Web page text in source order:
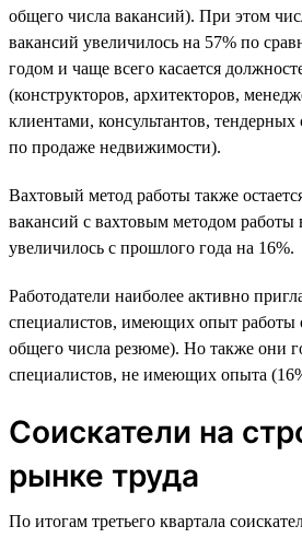
общего числа вакансий). При этом
вакансий увеличилось на 57% по
годом и чаще всего касается
(конструкторов, архитекторов,
клиентами, консультантов, тендерных
по продаже недвижимости).
Вахтовый метод работы также
вакансий с вахтовым методом работы
увеличилось с прошлого года на 16%.
Работодатели наиболее активно
специалистов, имеющих опыт работы
общего числа резюме). Но также они
специалистов, не имеющих опыта
Соискатели на
рынке труда
По итогам третьего квартала